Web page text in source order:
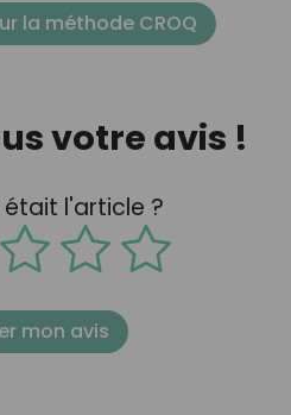
la méthode CROQ
votre avis !
l'article ?
mon avis